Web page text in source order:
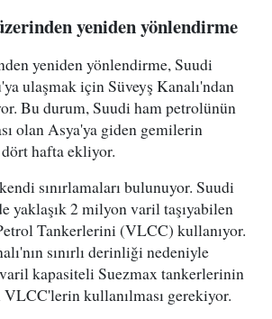
yeniden yönlendirme
yeniden yönlendirme, Suudi
ulaşmak için Süveyş Kanalı'ndan
Bu durum, Suudi ham petrolünün
olan Asya'ya giden gemilerin
hafta ekliyor.
sınırlamaları bulunuyor. Suudi
yaklaşık 2 milyon varil taşıyabilen
Tankerlerini (VLCC) kullanıyor.
sınırlı derinliği nedeniyle
kapasiteli Suezmax tankerlerinin
VLCC'lerin kullanılması gerekiyor.